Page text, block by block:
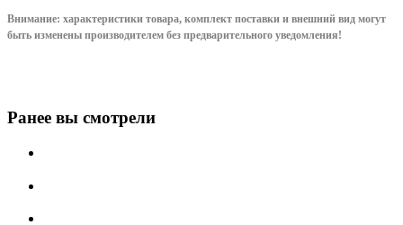
Внимание: характеристики товара, комплект поставки и внешний вид могут
быть изменены производителем без предварительного уведомления!
Ранее вы смотрели